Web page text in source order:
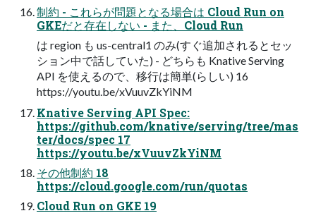
制約 - これらが問題となる場合は Cloud Run on
GKEだと存在しない - また、Cloud Run
は region も us-central1 のみ(すぐ追加されるとセッ
ション中で話していた) - どちらも Knative Serving
API を使えるので、移行は簡単(らしい) 16
https://youtu.be/xVuuvZkYiNM
Knative Serving API Spec:
https://github.com/knative/serving/tree/mas
ter/docs/spec 17
https://youtu.be/xVuuvZkYiNM
その他制約 18
https://cloud.google.com/run/quotas
Cloud Run on GKE 19